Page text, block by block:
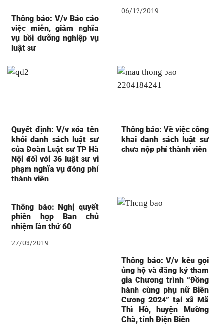
Thông báo: V/v Báo cáo
việc miễn, giảm nghĩa
vụ bồi dưỡng nghiệp vụ
luật sư
06/12/2019
Quyết định: V/v xóa tên
khỏi danh sách luật sư
của Đoàn Luật sư TP Hà
Nội đối với 36 luật sư vi
phạm nghĩa vụ đóng phí
thành viên
Thông báo: Về việc công
khai danh sách luật sư
chưa nộp phí thành viên
Thông báo: Nghị quyết
phiên họp Ban chủ
nhiệm lần thứ 60
27/03/2019
Thông báo: V/v kêu gọi
ủng hộ và đăng ký tham
gia Chương trình “Đồng
hành cùng phụ nữ Biên
Cương 2024” tại xã Mã
Thì Hồ, huyện Mường
Chà, tỉnh Điện Biên